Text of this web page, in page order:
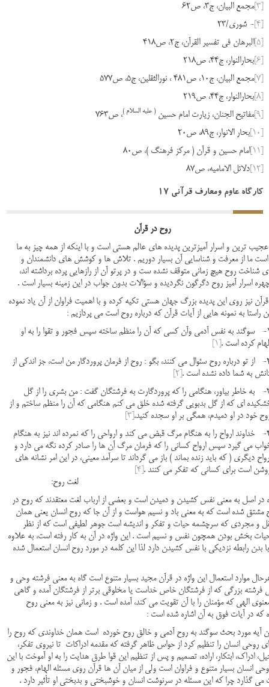
[3]مجمع البیان، ج3، ص62
[4] - شوری/23
[5]البرهان فی تفسیر القرآن، ج2، ص418
[6] بحارالنوار، ج44، ص218
[7]مجمع البیان، ج10، ص481 ، نورالثقلین، ج5، ص577
[8] بحارالنوار، ج44، ص219
[9]مفاتیح الجنان، زیارت امام حسین ( علیه السلام )، ص763
[10] بحار الانوار، ج89، ص20
[11]امام حسین و قرآن ( مرکز فرهنگ )، ص80
[12] دلائل الامامیه، ص87
کارگاه عاوم ومعارف قرآنی 17
روح در قرآن
و اسرار آمیزترین پدیده های عالم هستی است و با اینکه از همه چیز به ما
ما از معرفت و شناسایی آن بسیار دوریم . تلاش ها و کوشش های دانشمندان و
شناخت روح هیچ زمانی متوقف نشده ست و در پرتو آن از رازهایی پرده برداشته اند،
اسرار آمیز روح دگرگون نگردیده و سؤالات بدون جواب در این زمینه بسیار است .
نیز روی این پدیده بزرگ جهان هستی تکیه کرده و با اهمیت فراوان از آن یاد نموده
راستا به نمونه هایی از آیات قرآن که درباره روح است می پردازیم :
1- سوگند به نفس آدمی وآن کسی که آن را منظم ساخته سپس فجور و تقوا را به او
کرده است . [1]
2- از تو درباره روح سئوال می کنند، بگو : روح از فرمان پروردگار من است، جز اندکی از
به شما داده نشده است . [2]
3- به خاطر بیاور، هنگامی را که پروردگارت به فرشتگان گفت : من بشری را از گل
ای که از گل بدبویی گرفته شده خلق می کنم هنگامی که آن را منظم ساختم و از
خود در او دمیدم، همگی بر او سجده کنید. [3]
4- خداوند ارواح را به هنگام مرگ قبض می کند و ارواحی را که نمرده اند نیز به هنگام
می گیرد سپس ارواح کسانی را که فرمان مرگ آن ها را صادر کرده نگه می دارد و
دیگری ( که باید زنده بماند ) باز می گرداند تا سرآمد معینی، در این امر نشانه های
است برای کسانی که تفکر می کنند . [4]
روح:
اصل به معنی نفس کشیدن و دمیدن است و بعضی از ارباب لغت معتقدند که روح در
مشتق شده است که به معنی باد و نسیم هواست و از آن جا که روح انسان یعنی همان
و مجردی که سرچشمه حیات و تفکر و اندیشه است جوهر لطیفی است که از نظر
بخش بودن همچون نفس و نسیم است . این واژه در آن به کار رفته است، به علاوه
بدن رابطه نزدیکی با نفس کشیدن دارد لذا این کلمه در مورد روح انسان استعمال شده
استعمال این واژه در قرآن مجید بسیار متنوع است گاه به معنی فرشته وحی و
فرشته بزرگی که از فرشتگان خاص خداست یا مخلوقی برتر از فرشتگان آمده و گاهی
الهی که مؤمنان را با آن تقویت می کند، آمده است . و زمانی نیز به معنی روح
که در آیات فوق به آن اشاره شده است :
آیه مورد بحث سوگند به روح آدمی و خالق روح خورده است همان خداوندی که روح را
روحی انسان را تنظیم کرد از حواس ظاهر گرفته که مقدمه ادراکات تا نیروی تفکر،
ادراک، ابتکار، اراده، تصمیم و پس از تنظیم این قوا طرق هدایت را به او آموخت با این
انسان بسیار متنوع و فراوان است ولی از میان آن ها قرآن روی مسئله الهام، فجور و
می گذارد چرا که این مسئله در سرنوشت انسان و خوشبختی و بدبختی او تأثیر دارد .